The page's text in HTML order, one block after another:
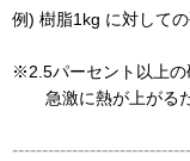
例) 樹脂1kg に対して
※2.5パーセント以上の
急激に熱が上がるた